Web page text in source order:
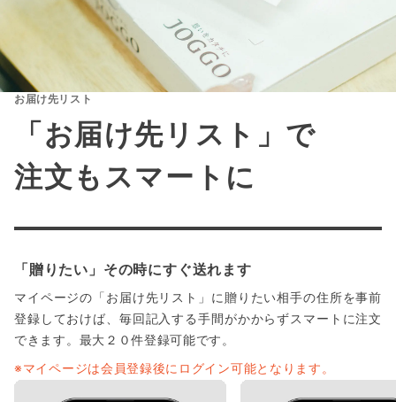
お届け先リスト
「お届け先リスト」で
注文もスマートに
「贈りたい」その時にすぐ送れます
マイページの「お届け先リスト」に贈りたい相手の住所を事前
登録しておけば、毎回記入する手間がかからずスマートに注文
できます。最大２０件登録可能です。
※マイページは会員登録後にログイン可能となります。